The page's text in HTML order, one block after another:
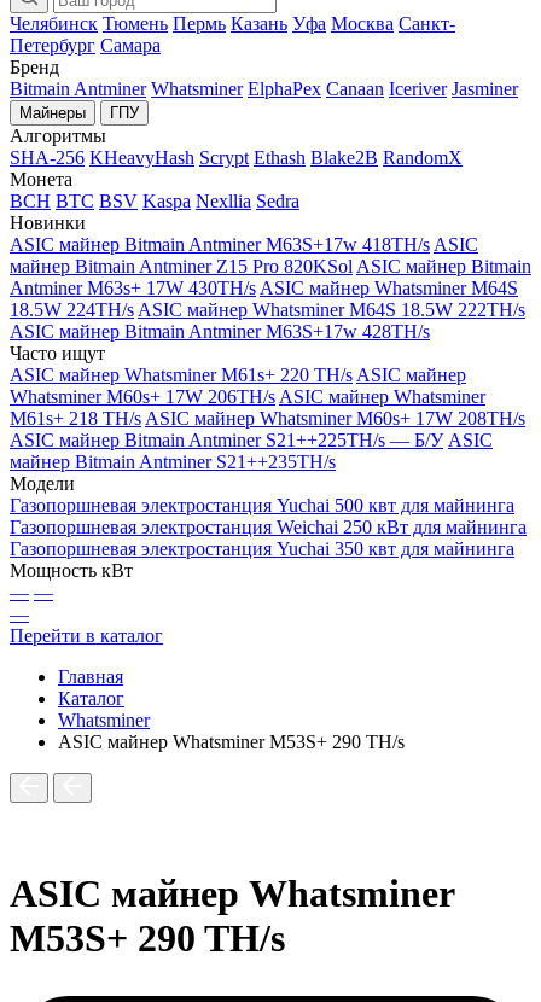
Челябинск Тюмень Пермь Казань Уфа Москва Санкт-
Петербург Самара
Бренд
Bitmain Antminer Whatsminer ElphaPex Canaan Iceriver Jasminer
Майнеры ГПУ
Алгоритмы
SHA-256 KHeavyHash Scrypt Ethash Blake2B RandomX
Монета
BCH BTC BSV Kaspa Nexllia Sedra
Новинки
ASIC майнер Bitmain Antminer M63S+17w 418TH/s ASIC
майнер Bitmain Antminer Z15 Pro 820KSol ASIC майнер Bitmain
Antminer M63s+ 17W 430TH/s ASIC майнер Whatsminer M64S
18.5W 224TH/s ASIC майнер Whatsminer M64S 18.5W 222TH/s
ASIC майнер Bitmain Antminer M63S+17w 428TH/s
Часто ищут
ASIC майнер Whatsminer M61s+ 220 TH/s ASIC майнер
Whatsminer M60s+ 17W 206TH/s ASIC майнер Whatsminer
M61s+ 218 TH/s ASIC майнер Whatsminer M60s+ 17W 208TH/s
ASIC майнер Bitmain Antminer S21++225TH/s — Б/У ASIC
майнер Bitmain Antminer S21++235TH/s
Модели
Газопоршневая электростанция Yuchai 500 квт для майнинга
Газопоршневая электростанция Weichai 250 кВт для майнинга
Газопоршневая электростанция Yuchai 350 квт для майнинга
Мощность кВт
— —
—
Перейти в каталог
Главная
Каталог
Whatsminer
ASIC майнер Whatsminer M53S+ 290 TH/s
ASIC майнер Whatsminer
M53S+ 290 TH/s